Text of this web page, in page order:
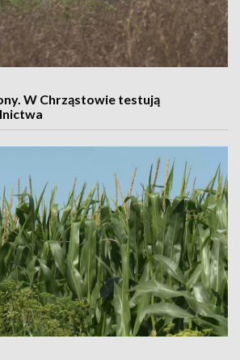
W Chrząstowie testują